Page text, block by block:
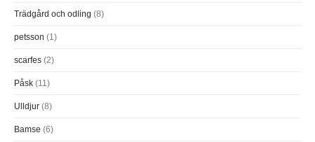
Trädgård och odling (8)
petsson (1)
scarfes (2)
Påsk (11)
Ulldjur (8)
Bamse (6)